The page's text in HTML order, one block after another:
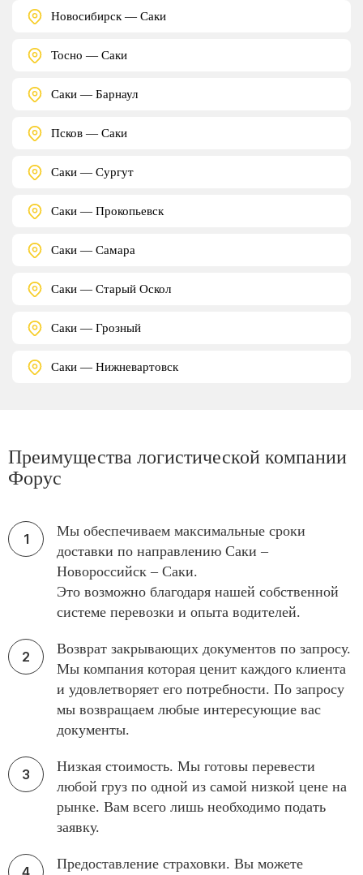
Новосибирск — Саки
Тосно — Саки
Саки — Барнаул
Псков — Саки
Саки — Сургут
Саки — Прокопьевск
Саки — Самара
Саки — Старый Оскол
Саки — Грозный
Саки — Нижневартовск
Преимущества логистической компании
Форус
Мы обеспечиваем максимальные сроки
доставки по направлению Саки –
Новороссийск – Саки.
Это возможно благодаря нашей собственной
системе перевозки и опыта водителей.
Возврат закрывающих документов по запросу.
Мы компания которая ценит каждого клиента
и удовлетворяет его потребности. По запросу
мы возвращаем любые интересующие вас
документы.
Низкая стоимость. Мы готовы перевести
любой груз по одной из самой низкой цене на
рынке. Вам всего лишь необходимо подать
заявку.
Предоставление страховки. Вы можете